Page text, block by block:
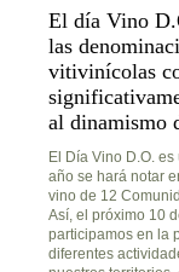
El día Vino
las
vitivinícolas
al dinamismo
El Día Vino D.O.
año se hará notar
vino de 12
Así, el próximo 10
participamos en la
diferentes